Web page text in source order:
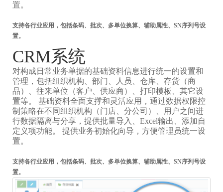
置。
支持各行业应用，包括条码、批次、多单位换算、辅助属性、SN序列号设
置。
CRM系统
对构成日常业务单据的基础资料信息进行统一的设置和
管理，包括组织机构、部门、人员、仓库、存货（商
品）、往来单位（客户、供应商）、打印模板、其它设
置等。 基础资料全面支撑和灵活应用，通过数据权限控
制策略在不同组织机构（门店、分公司）、用户之间进
行数据隔离与分享，提供批量导入、Excel输出、添加自
定义项功能。 提供业务初始化向导，方便管理员统一设
置。
支持各行业应用，包括条码、批次、多单位换算、辅助属性、SN序列号设
置。